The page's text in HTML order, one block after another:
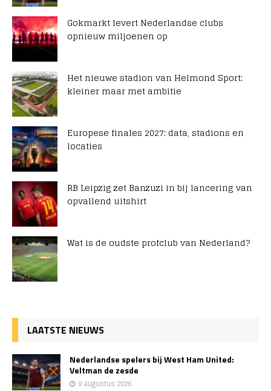
Gokmarkt levert Nederlandse clubs
opnieuw miljoenen op
Het nieuwe stadion van Helmond Sport:
kleiner maar met ambitie
Europese finales 2027: data, stadions en
locaties
RB Leipzig zet Banzuzi in bij lancering van
opvallend uitshirt
Wat is de oudste profclub van Nederland?
LAATSTE NIEUWS
Nederlandse spelers bij West Ham United:
Veltman de zesde
9 augustus 2026